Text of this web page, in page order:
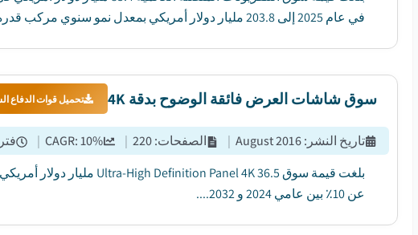
في عام 2025 إلى 203.8 مليار دولار أمريكي بمعدل نمو سنوي مركب قدره 9.1٪....
سوق شاشات العرض فائقة الوضوح بدقة 4K تحميل قوات الدفاع
تاريخ النشر :
August 2016
| الصفحات:
220
|
CAGR:10%
|
عن 10٪ بين عامي 2024 و 2032....